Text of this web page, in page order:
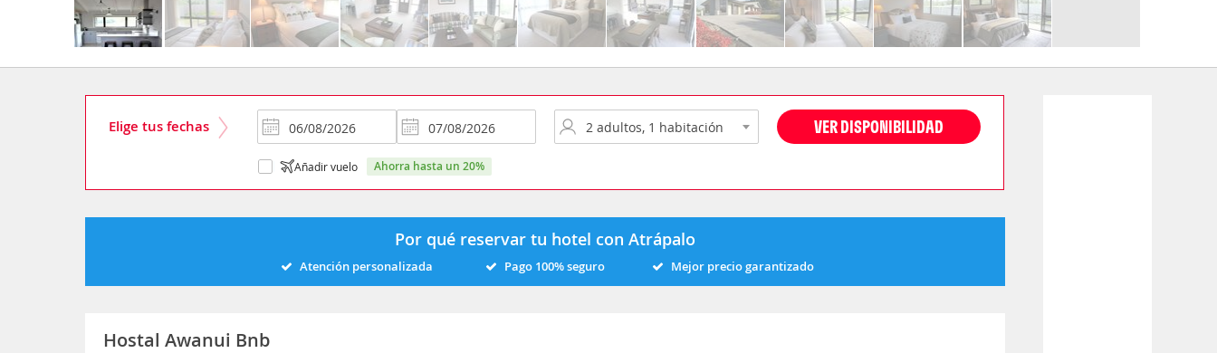
Elige tus fechas VER DISPONIBILIDAD
Añadir vuelo ahorra hasta un 20%
Por qué reservar tu hotel con Atrápalo
Atención personalizada Pago 100% seguro Mejor precio garantizado
Hostal Awanui Bnb